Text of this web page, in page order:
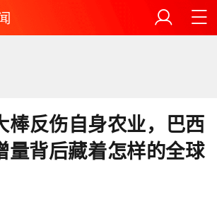
棒反伤自身农业，巴西
量背后藏着怎样的全球